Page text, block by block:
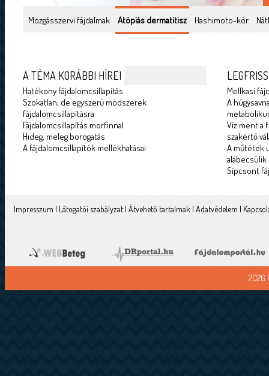
Mozgásszervi fájdalmak Atópiás dermatitisz Hashimoto-kór
A TÉMA KORÁBBI HÍREI
Hatékony fájdalomcsillapítás
Szokatlan, de egyszerű módszerek
fájdalomcsillapításra
Fájdalomcsillapítás morfinnal
Hideg, meleg borogatás
A fájdalomcsillapítók mellékhatásai
Mellkasi
A
Víz ment a
szakértő
A műtétek
alábecsülik
Sípcsont
Impresszum | Látogatói szabályzat | Átvehető tartalmak | Adatvédelem |
2026